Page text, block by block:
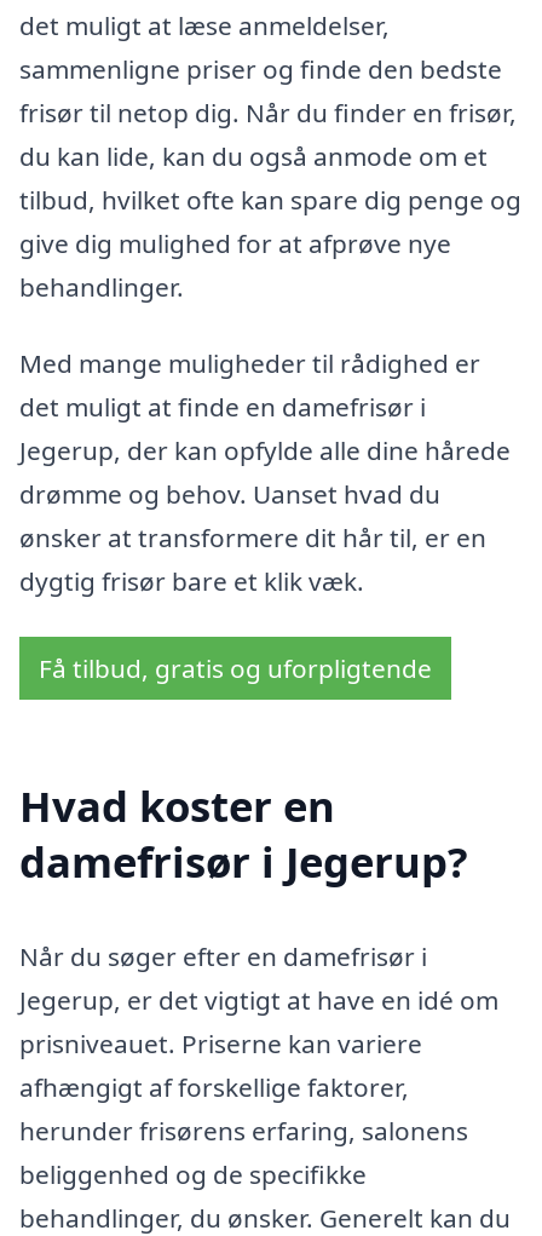
det muligt at læse anmeldelser,
sammenligne priser og finde den bedste
frisør til netop dig. Når du finder en frisør,
du kan lide, kan du også anmode om et
tilbud, hvilket ofte kan spare dig penge og
give dig mulighed for at afprøve nye
behandlinger.
Med mange muligheder til rådighed er
det muligt at finde en damefrisør i
Jegerup, der kan opfylde alle dine hårede
drømme og behov. Uanset hvad du
ønsker at transformere dit hår til, er en
dygtig frisør bare et klik væk.
Få tilbud, gratis og uforpligtende
Hvad koster en
damefrisør i Jegerup?
Når du søger efter en damefrisør i
Jegerup, er det vigtigt at have en idé om
prisniveauet. Priserne kan variere
afhængigt af forskellige faktorer,
herunder frisørens erfaring, salonens
beliggenhed og de specifikke
behandlinger, du ønsker. Generelt kan du